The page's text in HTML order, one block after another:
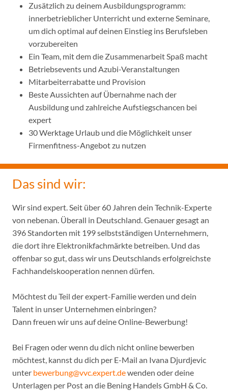
Zusätzlich zu deinem Ausbildungsprogramm:
innerbetrieblicher Unterricht und externe Seminare,
um dich optimal auf deinen Einstieg ins Berufsleben
vorzubereiten
Ein Team, mit dem die Zusammenarbeit Spaß macht
Betriebsevents und Azubi-Veranstaltungen
Mitarbeiterrabatte und Provision
Beste Aussichten auf Übernahme nach der
Ausbildung und zahlreiche Aufstiegschancen bei
expert
30 Werktage Urlaub und die Möglichkeit unser
Firmenfitness-Angebot zu nutzen
Das sind wir:
Wir sind expert. Seit über 60 Jahren dein Technik-Experte
von nebenan. Überall in Deutschland. Genauer gesagt an
396 Standorten mit 199 selbstständigen Unternehmern,
die dort ihre Elektronikfachmärkte betreiben. Und das
offenbar so gut, dass wir uns Deutschlands erfolgreichste
Fachhandelskooperation nennen dürfen.
Möchtest du Teil der expert-Familie werden und dein
Talent in unser Unternehmen einbringen?
Dann freuen wir uns auf deine Online-Bewerbung!
Bei Fragen oder wenn du dich nicht online bewerben
möchtest, kannst du dich per E-Mail an Ivana Djurdjevic
unter bewerbung@vvc.expert.dewenden oder deine
Unterlagen per Post an die Bening Handels GmbH & Co.